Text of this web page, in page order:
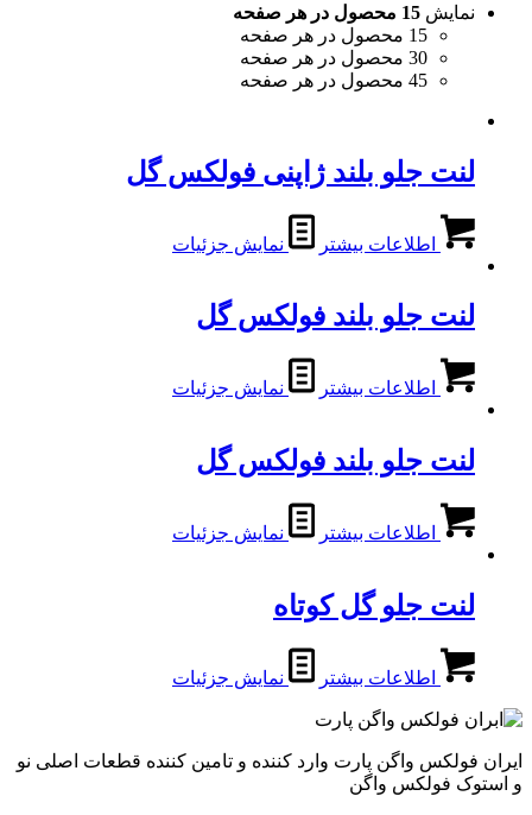
نمایش 15 محصول در هر صفحه
15 محصول در هر صفحه
30 محصول در هر صفحه
45 محصول در هر صفحه
لنت جلو بلند ژاپنی فولکس گل
اطلاعات بیشتر نمایش جزئیات
لنت جلو بلند فولکس گل
اطلاعات بیشتر نمایش جزئیات
لنت جلو بلند فولکس گل
اطلاعات بیشتر نمایش جزئیات
لنت جلو گل کوتاه
اطلاعات بیشتر نمایش جزئیات
ایران فولکس واگن پارت وارد کننده و تامین کننده قطعات اصلی نو
و استوک فولکس واگن